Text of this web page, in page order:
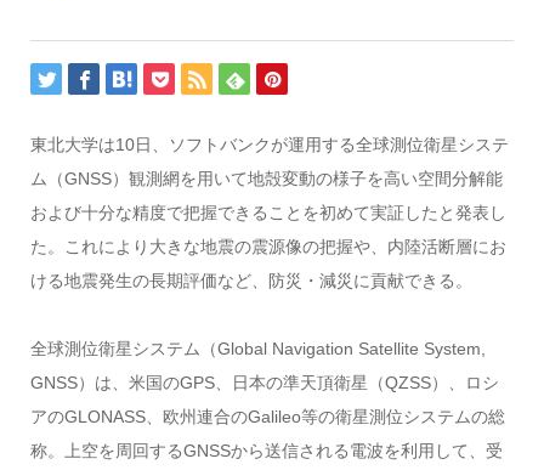
東北大学は10日、ソフトバンクが運用する全球測位衛星システ
ム（GNSS）観測網を用いて地殻変動の様子を高い空間分解能
および十分な精度で把握できることを初めて実証したと発表し
た。これにより大きな地震の震源像の把握や、内陸活断層にお
ける地震発生の長期評価など、防災・減災に貢献できる。
全球測位衛星システム（Global Navigation Satellite System,
GNSS）は、米国のGPS、日本の準天頂衛星（QZSS）、ロシ
アのGLONASS、欧州連合のGalileo等の衛星測位システムの総
称。上空を周回するGNSSから送信される電波を利用して、受